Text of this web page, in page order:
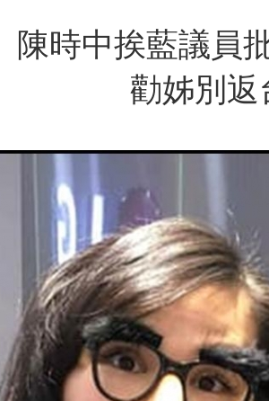
陳時中挨藍議員
勸姊別